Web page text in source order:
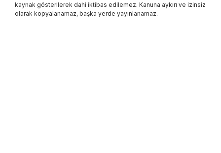
kaynak gösterilerek dahi iktibas edilemez. Kanuna aykırı ve izinsiz
olarak kopyalanamaz, başka yerde yayınlanamaz.